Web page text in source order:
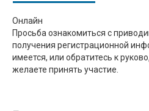
Онлайн
Просьба ознакомиться с
получения регистрационной
имеется, или обратитесь к
желаете принять участие.